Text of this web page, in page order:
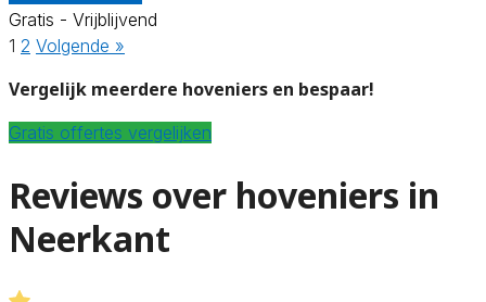
Gratis - Vrijblijvend
1 2 Volgende »
Vergelijk meerdere hoveniers en bespaar!
Gratis offertes vergelijken
Reviews over hoveniers in
Neerkant